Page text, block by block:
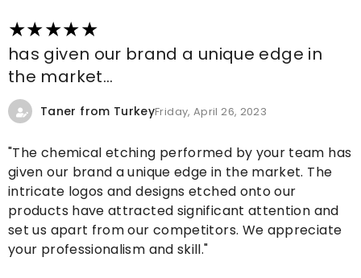
has given our brand a unique edge in
the market...
Taner from TurkeyFriday, April 26, 2023
"The chemical etching performed by your team has
given our brand a unique edge in the market. The
intricate logos and designs etched onto our
products have attracted significant attention and
set us apart from our competitors. We appreciate
your professionalism and skill."